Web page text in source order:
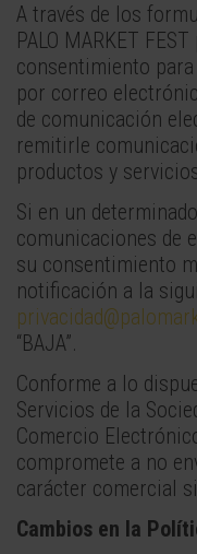
A través de los
PALO MARKET
consentimiento
por correo
de comunicación
remitirle
productos y
Si en un
comunicaciones de
su consentimiento
notificación a la
“BAJA”.
Conforme a lo
Servicios de la
Comercio
compromete a no
carácter comercial
Cambios en la